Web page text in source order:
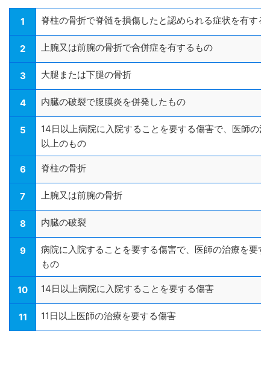
1 脊柱の骨折で脊髄を損傷したと認められる症状を有する
2 上腕又は前腕の骨折で合併症を有するもの
3 大腿または下腿の骨折
4 内臓の破裂で腹膜炎を併発したもの
5
14日以上病院に入院することを要する傷害で、医師の
以上のもの
6 脊柱の骨折
7 上腕又は前腕の骨折
8 内臓の破裂
9
病院に入院することを要する傷害で、医師の治療を要
もの
10 14日以上病院に入院することを要する傷害
11 11日以上医師の治療を要する傷害